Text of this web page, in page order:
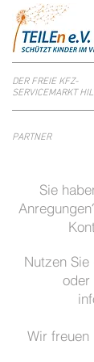
DER FREIE KFZ-
SERVICEMARKT
PARTNER
Sie
Nutzen
oder
Wir freuen